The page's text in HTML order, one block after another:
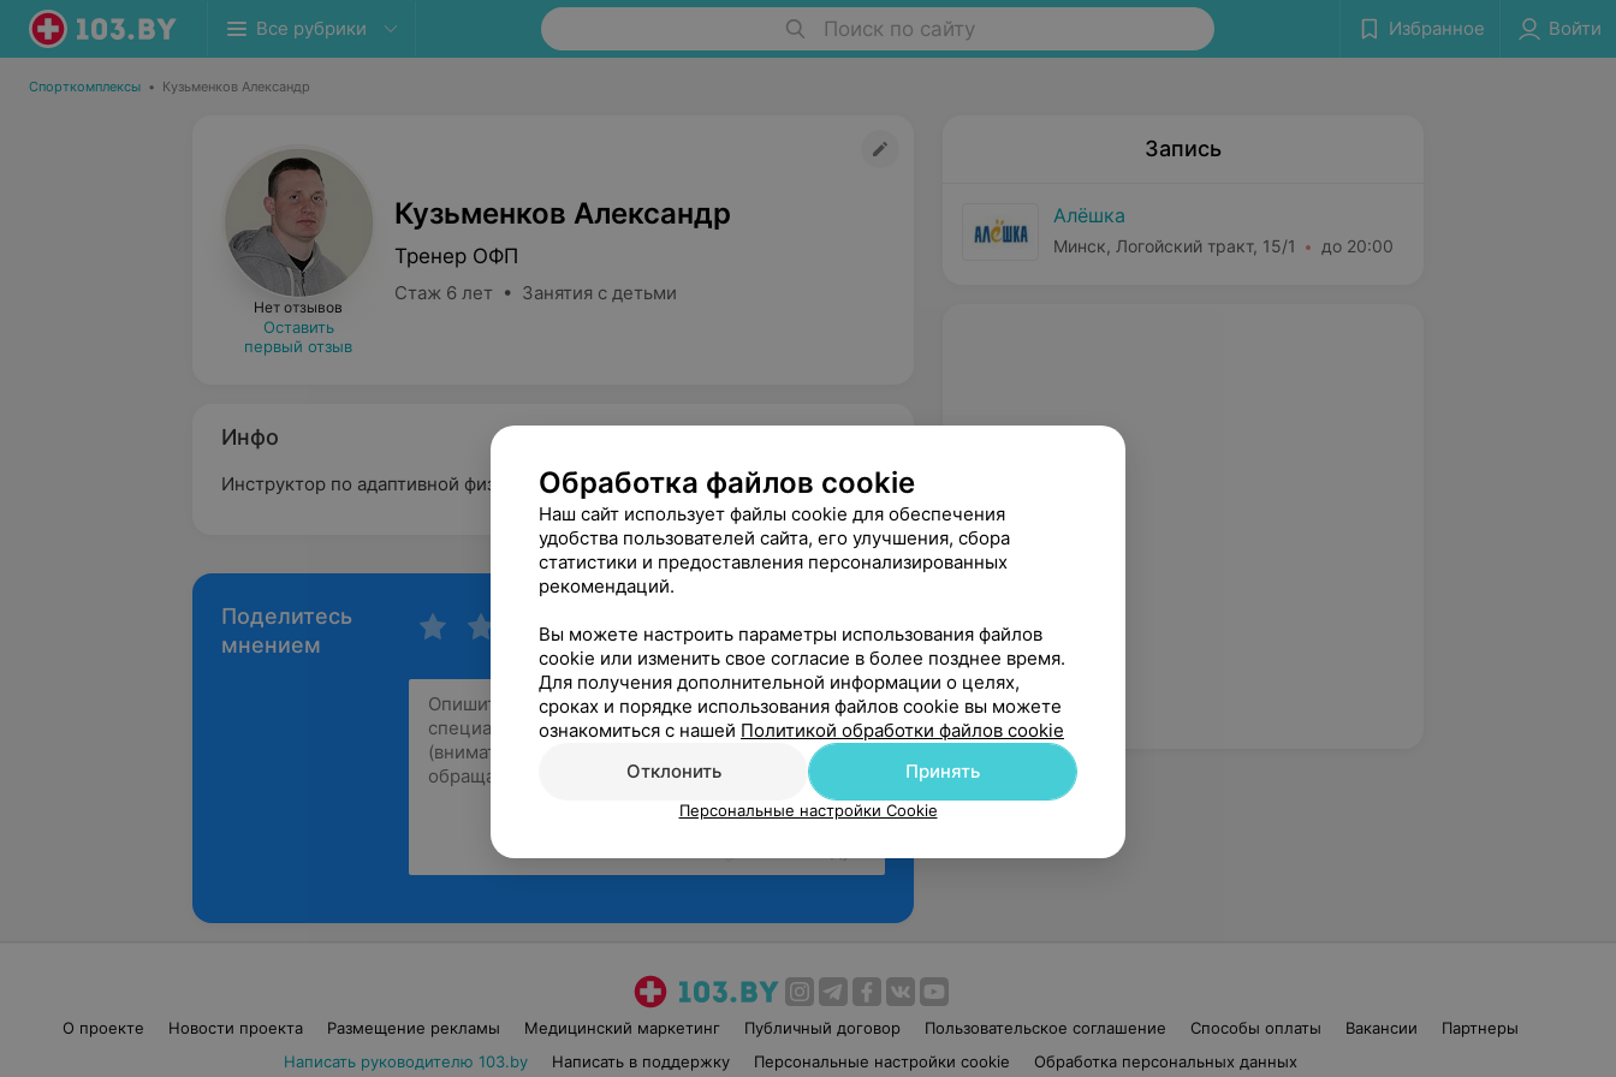
Все рубрики Поиск по сайту Избранное Войти
Спорткомплексы • Кузьменков Александр
Нет отзывов
Оставить
первый отзыв
Кузьменков Александр
Тренер ОФП
Стаж 6 лет • Занятия с детьми
Инфо
Инструктор по адаптивной физкультуре.
Поделитесь
мнением
Запись
Алёшка
Минск, Логойский тракт, 15/1 до 20:00
О проекте Новости проекта Размещение рекламы Медицинский маркетинг Публичный договор Пользовательское соглашение Способы оплаты Вакансии
Партнеры
Написать руководителю 103.by
Написать в поддержку Персональные настройки cookie Обработка персональных данных
Обработка файлов cookie
Наш сайт использует файлы cookie для обеспечения
удобства пользователей сайта, его улучшения, сбора
статистики и предоставления персонализированных
рекомендаций.
Вы можете настроить параметры использования файлов
cookie или изменить свое согласие в более позднее время.
Для получения дополнительной информации о целях,
сроках и порядке использования файлов cookie вы можете
ознакомиться с нашей Политикой обработки файлов cookie
Отклонить
Принять
Персональные настройки Cookie